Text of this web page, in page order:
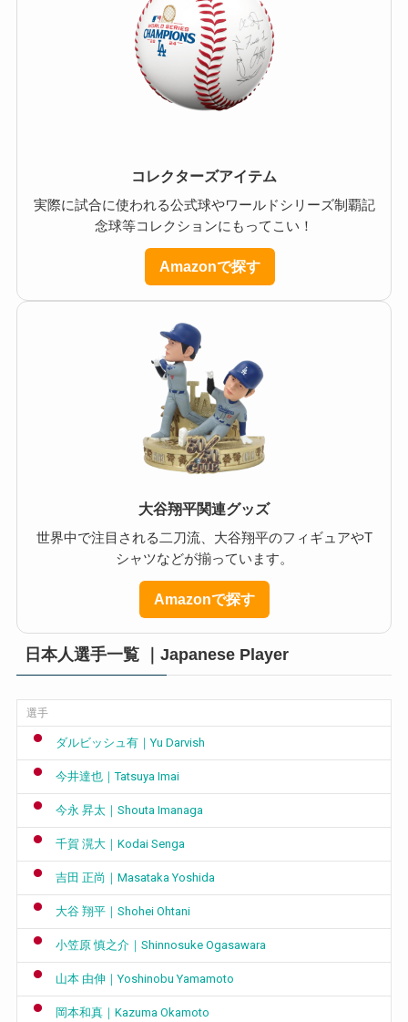
コレクターズアイテム
実際に試合に使われる公式球やワールドシリーズ制覇記
念球等コレクションにもってこい！
Amazonで探す
大谷翔平関連グッズ
世界中で注目される二刀流、大谷翔平のフィギュアやT
シャツなどが揃っています。
Amazonで探す
日本人選手一覧 ｜Japanese Player
選手
ダルビッシュ有｜Yu Darvish
今井達也｜Tatsuya Imai
今永 昇太｜Shouta Imanaga
千賀 滉大｜Kodai Senga
吉田 正尚｜Masataka Yoshida
大谷 翔平｜Shohei Ohtani
小笠原 慎之介｜Shinnosuke Ogasawara
山本 由伸｜Yoshinobu Yamamoto
岡本和真｜Kazuma Okamoto